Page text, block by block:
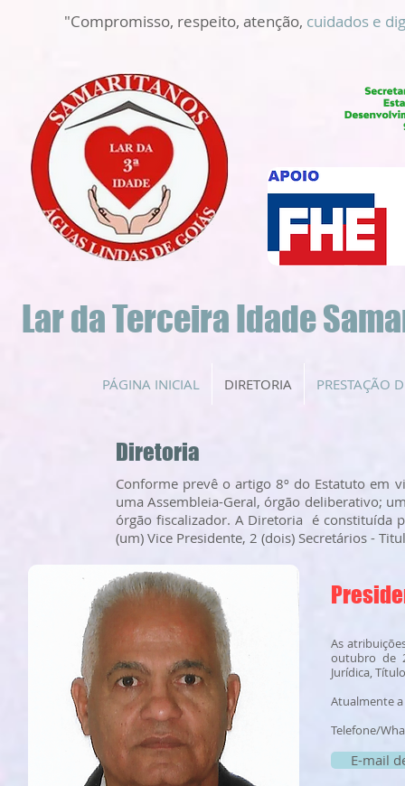
"Compromisso, respeito, atenção, cuidados e
Lar da Terceira Idade
PÁGINA INICIAL DIRETORIA PRESTAÇÃO
Diretoria
Conforme prevê o artigo 8º do Estatuto em
uma Assembleia-Geral, órgão deliberativo;
órgão fiscalizador. A Diretoria é constituída
(um) Vice Presidente, 2 (dois) Secretários -
As
outubro de
Jurídica,
Atualmente
Telefone/
E-mail